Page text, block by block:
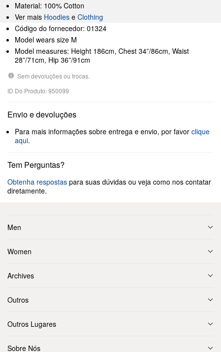
Material: 100% Cotton
Ver mais Hoodies e Clothing
Código do fornecedor: 01324
Model wears size M
Model measures: Height 186cm, Chest 34”/86cm, Waist
28”/71cm, Hip 36”/91cm
Sem devoluções ou trocas.
ID Do Produto: 950099
Envio e devoluções
Para mais informações sobre entrega e envio, por favor clique
aqui.
Tem Perguntas?
Obtenha respostas para suas dúvidas ou veja como nos contatar
diretamente.
Men
Women
Archives
Outros
Outros Lugares
Sobre Nós